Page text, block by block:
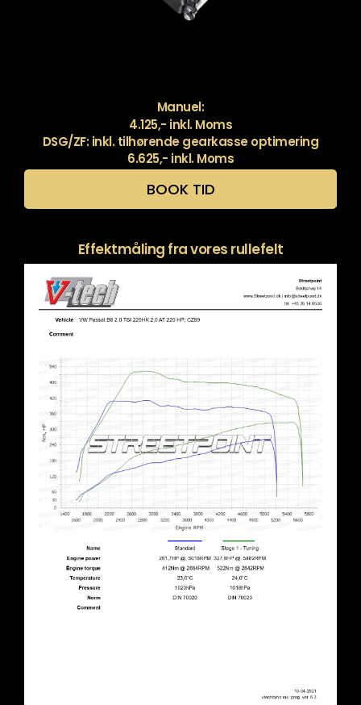
Manuel:
4.125,- inkl. Moms
DSG/ZF: inkl. tilhørende gearkasse optimering
6.625,- inkl. Moms
BOOK TID
Effektmåling fra vores rullefelt